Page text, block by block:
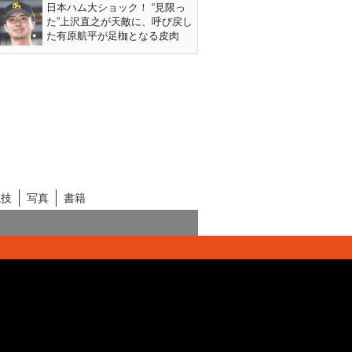
日本ハム大ショック！ “見限っ
た”上沢直之が天敵に、呼び戻し
た有原航平が足枷となる皮肉
写真 書籍